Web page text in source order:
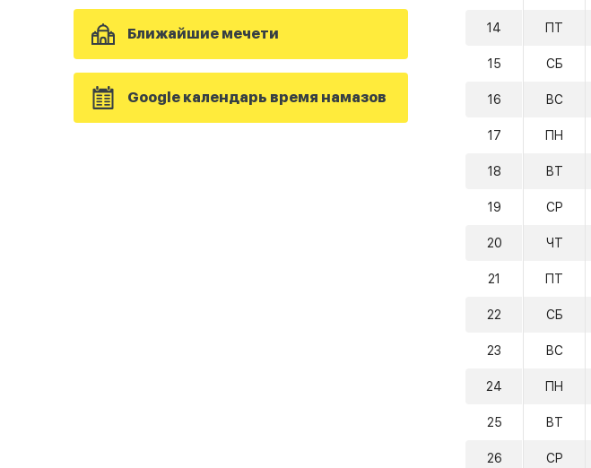
Ближайшие мечети
Google календарь время намазов
14 ПТ
15 СБ
16 ВС
17 ПН
18 ВТ
19 СР
20 ЧТ
21 ПТ
22 СБ
23 ВС
24 ПН
25 ВТ
26 СР